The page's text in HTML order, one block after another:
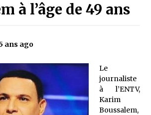
el Gaïla / L’ogresse du M’zab
4 ans ago
4 ans ago
on va vite
5 ans ago
à l’âge de 49 ans
ans ago
Le
journaliste
à l’ENTV,
Karim
Boussalem,